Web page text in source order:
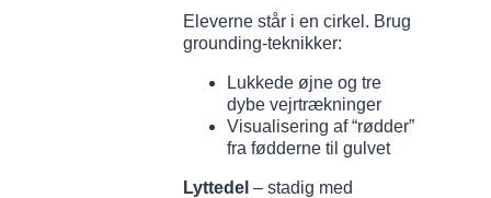
Eleverne står i en cirkel. Brug
grounding-teknikker:
Lukkede øjne og tre
dybe vejrtrækninger
Visualisering af “rødder”
fra fødderne til gulvet
Lyttedel– stadig med